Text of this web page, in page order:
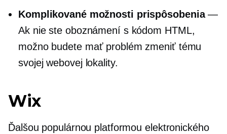
Komplikované možnosti prispôsobenia—
Ak nie ste oboznámení s kódom HTML,
možno budete mať problém zmeniť tému
svojej webovej lokality.
Wix
Ďalšou populárnou platformou elektronického